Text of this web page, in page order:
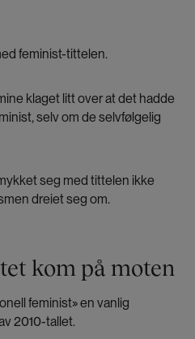
feminist-tittelen.
klaget litt over at det hadde
selv om de selvfølgelig
seg med tittelen ikke
dreiet seg om.
kom på moten
feminist» en vanlig
2010-tallet.